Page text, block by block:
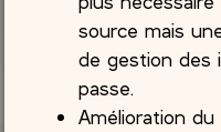
source mais
de gestion des
passe.
Amélioration